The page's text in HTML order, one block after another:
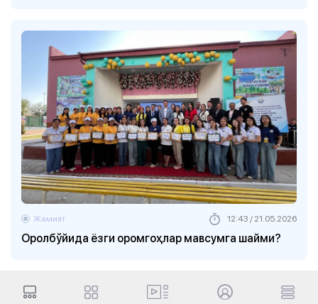
Оролбўйида ёзги оромгоҳлар мавсумга шайми?
Жамият 12:43 / 21.05.2026